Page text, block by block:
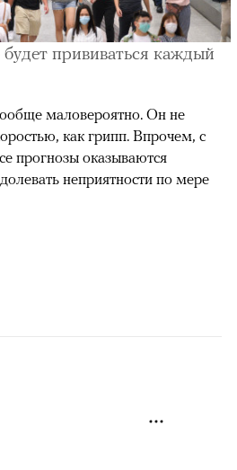
прививаться каждый
маловероятно. Он не
как грипп. Впрочем, с
прогнозы оказываются
неприятности по мере